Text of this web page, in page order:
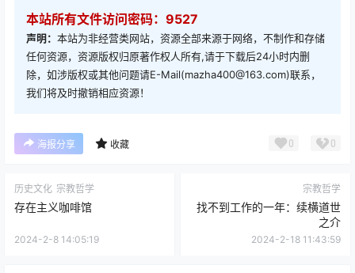
本站所有文件访问密码：9527
声明： 本站为非经营类网站，资源全部来源于网络，不制作和存储
任何资源，资源版权归原著作权人所有,请于下载后24小时内删
除，如涉版权或其他问题请E-Mail(mazha400@163.com)联系，
我们将及时撤销相应资源！
海报分享 收藏 0 0
历史文化 宗教哲学
存在主义咖啡馆
2024-2-8 14:05:19
宗教哲学
找不到工作的一年：续横道世
之介
2024-2-18 11:43:59